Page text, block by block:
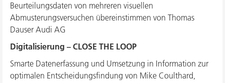
Beurteilungsdaten von mehreren visuellen
Abmusterungsversuchen übereinstimmen von Thomas
Dauser Audi AG
Digitalisierung – CLOSE THE LOOP
Smarte Datenerfassung und Umsetzung in Information zur
optimalen Entscheidungsfindung von Mike Coulthard,